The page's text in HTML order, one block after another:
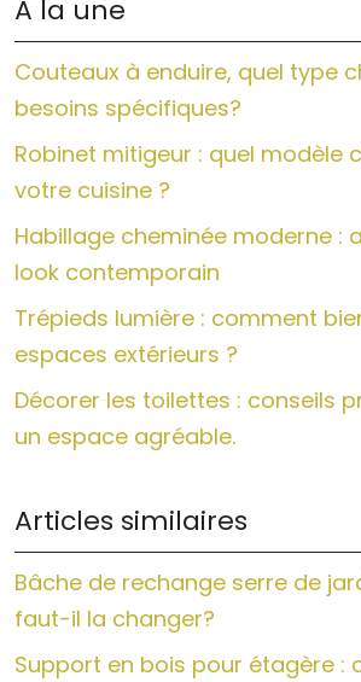
À la une
Couteaux à enduire, quel type
besoins spécifiques?
Robinet mitigeur : quel modèle
votre cuisine ?
Habillage cheminée moderne :
look contemporain
Trépieds lumière : comment
espaces extérieurs ?
Décorer les toilettes : conseils
un espace agréable.
Articles similaires
Bâche de rechange serre de
faut-il la changer?
Support en bois pour étagère :